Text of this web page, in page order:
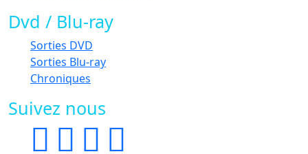
Dvd / Blu-ray
Sorties DVD
Sorties Blu-ray
Chroniques
Suivez nous